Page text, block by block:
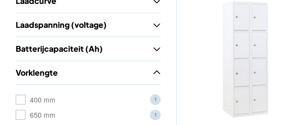
Laadspanning (voltage)
Batterijcapaciteit (Ah)
Vorklengte
400 mm 1
650 mm 1